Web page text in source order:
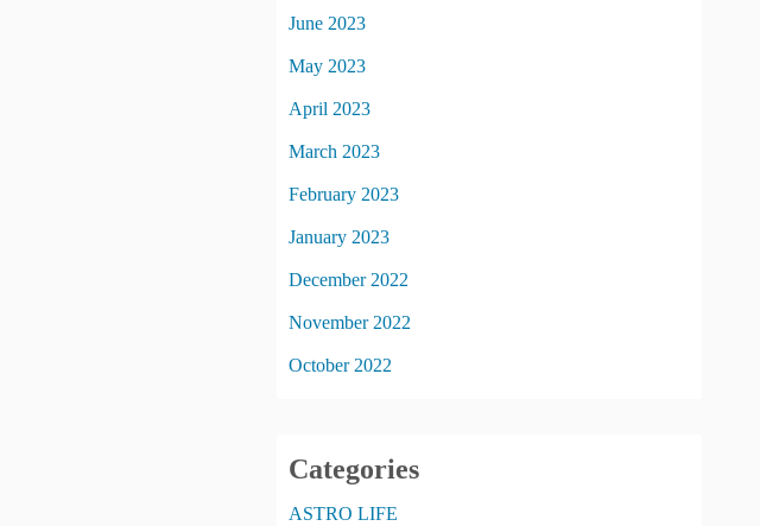
June 2023
May 2023
April 2023
March 2023
February 2023
January 2023
December 2022
November 2022
October 2022
Categories
ASTRO LIFE